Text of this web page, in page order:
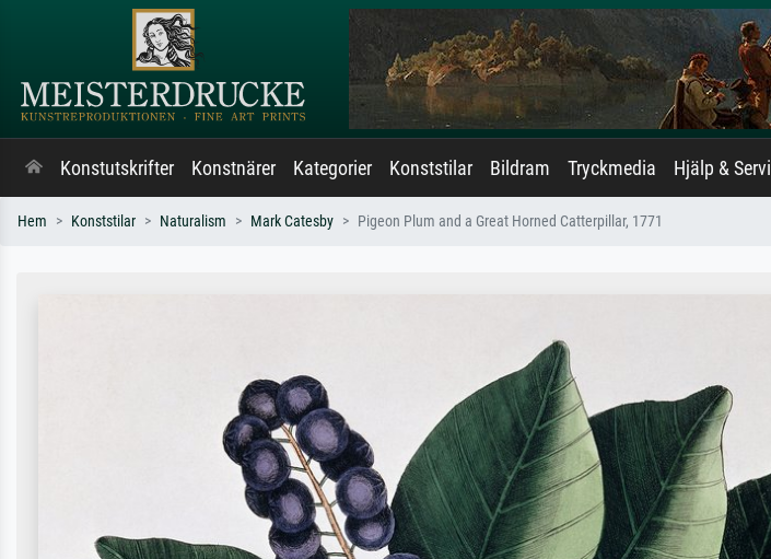
Konstutskrifter Konstnärer Kategorier Konststilar Bildram Tryckmedia Hjälp &
Hem Konststilar Naturalism Mark Catesby Pigeon Plum and a Great Horned Catterpillar, 1771